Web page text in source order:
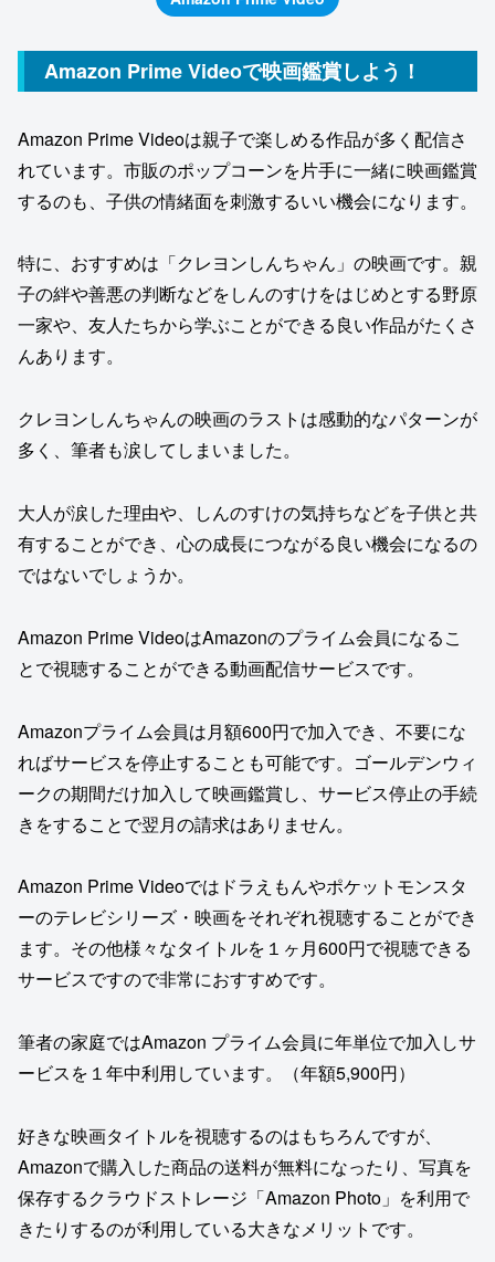
Amazon Prime Videoで映画鑑賞しよう！
Amazon Prime Videoは親子で楽しめる作品が多く配信さ
れています。市販のポップコーンを片手に一緒に映画鑑賞
するのも、子供の情緒面を刺激するいい機会になります。
特に、おすすめは「クレヨンしんちゃん」の映画です。親
子の絆や善悪の判断などをしんのすけをはじめとする野原
一家や、友人たちから学ぶことができる良い作品がたくさ
んあります。
クレヨンしんちゃんの映画のラストは感動的なパターンが
多く、筆者も涙してしまいました。
大人が涙した理由や、しんのすけの気持ちなどを子供と共
有することができ、心の成長につながる良い機会になるの
ではないでしょうか。
Amazon Prime VideoはAmazonのプライム会員になるこ
とで視聴することができる動画配信サービスです。
Amazonプライム会員は月額600円で加入でき、不要にな
ればサービスを停止することも可能です。ゴールデンウィ
ークの期間だけ加入して映画鑑賞し、サービス停止の手続
きをすることで翌月の請求はありません。
Amazon Prime Videoではドラえもんやポケットモンスタ
ーのテレビシリーズ・映画をそれぞれ視聴することができ
ます。その他様々なタイトルを１ヶ月600円で視聴できる
サービスですので非常におすすめです。
筆者の家庭ではAmazon プライム会員に年単位で加入しサ
ービスを１年中利用しています。（年額5,900円）
好きな映画タイトルを視聴するのはもちろんですが、
Amazonで購入した商品の送料が無料になったり、写真を
保存するクラウドストレージ「Amazon Photo」を利用で
きたりするのが利用している大きなメリットです。